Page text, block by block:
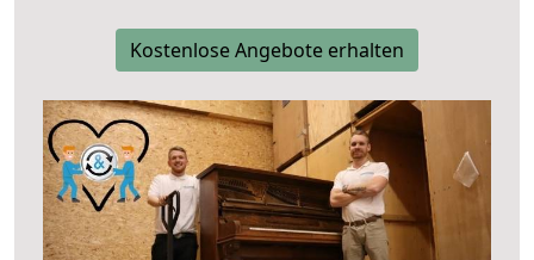
Kostenlose Angebote erhalten